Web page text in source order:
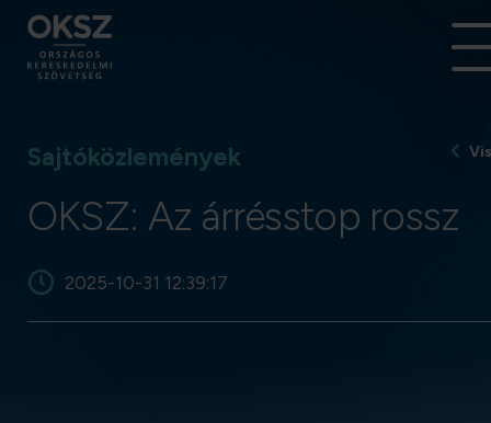
Sajtóközlemények
OKSZ: Az árrésstop rossz
2025-10-31 12:39:17